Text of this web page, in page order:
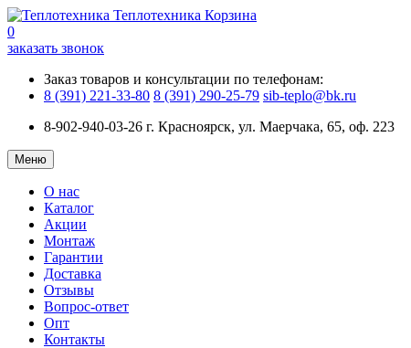
Теплотехника Корзина
0
заказать звонок
Заказ товаров и консультации по телефонам:
8 (391) 221-33-80 8 (391) 290-25-79 sib-teplo@bk.ru
8-902-940-03-26 г. Красноярск, ул. Маерчака, 65, оф. 223
Меню
О нас
Каталог
Акции
Монтаж
Гарантии
Доставка
Отзывы
Вопрос-ответ
Опт
Контакты